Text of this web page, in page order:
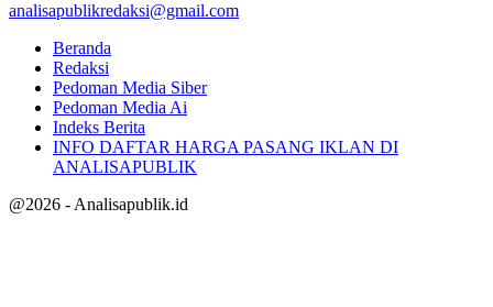
analisapublikredaksi@gmail.com
Beranda
Redaksi
Pedoman Media Siber
Pedoman Media Ai
Indeks Berita
INFO DAFTAR HARGA PASANG IKLAN DI
ANALISAPUBLIK
@2026 - Analisapublik.id